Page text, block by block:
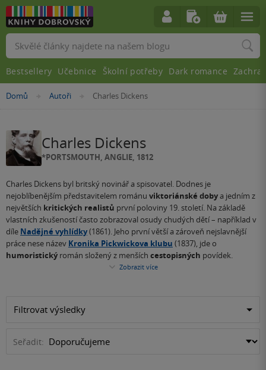
Nacházíte
Domů »Autoři »
Charles Dickens
Charles Dickens
*PORTSMOUTH, ANGLIE, 1812
Charles Dickens byl britský novinář a spisovatel. Dodnes je
nejoblíbenějším představitelem románu viktoriánské dobya jedním z
největších kritických realistů první poloviny 19. století. Na základě
vlastních zkušeností často zobrazoval osudy chudých dětí – například v
díle Nadějné vyhlídky(1861). Jeho první větší a zároveň nejslavnější
práce nese název Kronika Pickwickova klubu (1837), jde o
humoristický román složený z menších cestopisných povídek.
Zobrazit více
Filtrovat výsledky
Seřadit:
Vyhledávání
Bestsellery Učebnice Školní potřeby Dark romance